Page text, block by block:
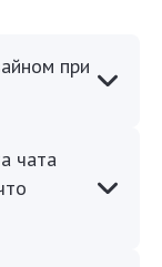
при
чата